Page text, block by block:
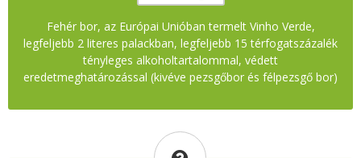
Fehér bor, az Európai Unióban termelt Vinho Verde,
legfeljebb 2 literes palackban, legfeljebb 15 térfogatszázalék
tényleges alkoholtartalommal, védett
eredetmeghatározással (kivéve pezsgőbor és félpezsgő bor)